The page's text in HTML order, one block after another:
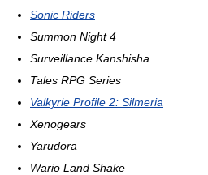
Sonic Riders
Summon Night 4
Surveillance Kanshisha
Tales RPG Series
Valkyrie Profile 2: Silmeria
Xenogears
Yarudora
Wario Land Shake